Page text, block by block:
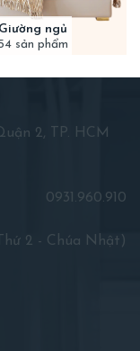
Giường ngủ
sản phẩm
2, TP. HCM
0931.960.910
2 - Chúa Nhật)